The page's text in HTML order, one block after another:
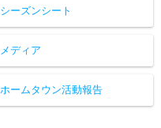
シーズンシート
メディア
ホームタウン活動報告